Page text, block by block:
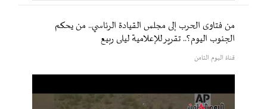
من فتاوى الحرب إلى مجلس القيادة الرئاسي.. من يحكم
الجنوب اليوم؟.. تقرير للإعلامية ليلى ربيع
قناة اليوم الثامن